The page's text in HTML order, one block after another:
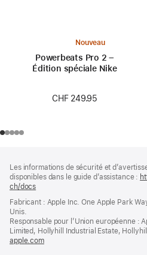
Nouveau
Powerbeats Pro 2 –
Édition spéciale Nike
CHF 249.95
de
page
de
bas
page
Les informations de sécurité et
disponibles dans le guide d’assistance :
ch/docs
une
fenêtre)
Fabricant : Apple Inc. One Apple Park
Unis.
Responsable pour l’Union européenne :
Limited, Hollyhill Industrial Estate,
apple.com(s’ouvre